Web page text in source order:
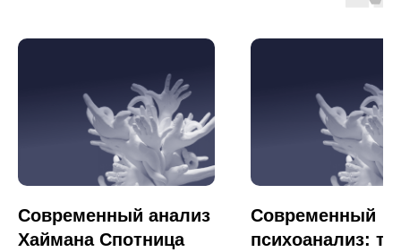
Современный анализ
Хаймана Спотница
Современный
психоанализ: